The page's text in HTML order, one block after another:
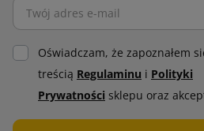
Oświadczam, że zapoznałem
treścią Regulaminu i Polityki
Prywatności sklepu oraz